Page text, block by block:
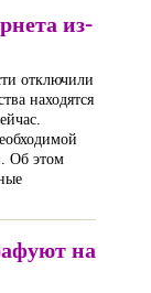
из-
отключили
находятся
Об этом
на